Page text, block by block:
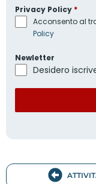
Privacy Policy *
Acconsento al
Policy
Newletter
Desidero